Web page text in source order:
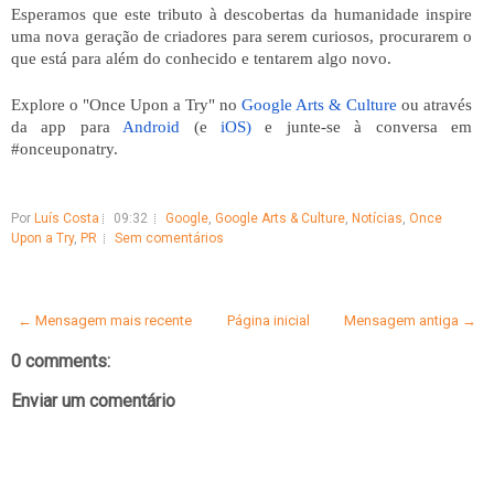
Esperamos que este tributo à descobertas da humanidade inspire
uma nova geração de criadores para serem curiosos, procurarem o
que está para além do conhecido e tentarem algo novo.
Explore o "Once Upon a Try" no Google Arts & Culture ou através
da app para
Android (e iOS) e junte-se à conversa em
#onceuponatry.
Por Luís Costa 09:32 Google, Google Arts & Culture, Notícias, Once
Upon a Try, PR Sem comentários
← Mensagem mais recente Mensagem antiga →
Página inicial
0 comments:
Enviar um comentário